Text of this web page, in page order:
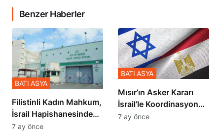
Benzer Haberler
Filistinli Kadın Mahkum,
İsrail Hapishanesindeki
Zulmü Anlattı
BATI ASYA
7 ay önce
Mısır’ın Asker Kararı
İsrail’le Koordinasyon
İçinde Gerçekleşmiş
BATI ASYA
7 ay önce